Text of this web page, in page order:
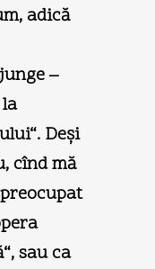
adică
–
Deşi
cînd mă
sau ca